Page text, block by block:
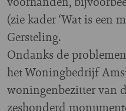
(zie kader ‘Wat is een
Gersteling.
Ondanks de
het Woningbedrijf
woningenbezitter van
zeshonderd